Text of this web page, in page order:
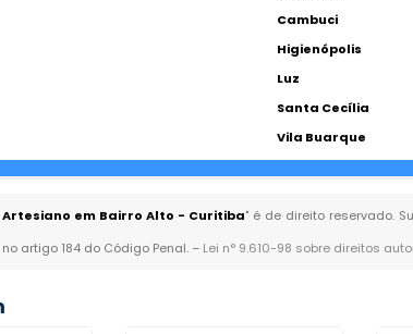
Cambuci
Higienópolis
Luz
Santa Cecília
Vila Buarque
Artesiano em Bairro Alto - Curitiba" é de direito reservado.
artigo 184 do Código Penal. – Lei n° 9.610-98 sobre direitos